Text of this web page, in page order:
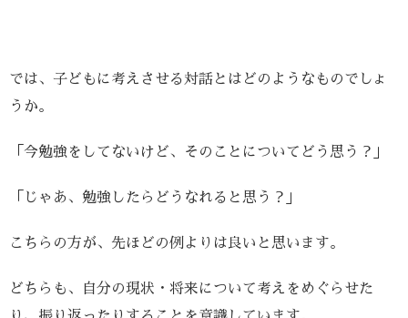
では、子どもに考えさせる対話とはどのようなものでしょ
うか。
「今勉強をしてないけど、そのことについてどう思う？」
「じゃあ、勉強したらどうなれると思う？」
こちらの方が、先ほどの例よりは良いと思います。
どちらも、自分の現状・将来について考えをめぐらせた